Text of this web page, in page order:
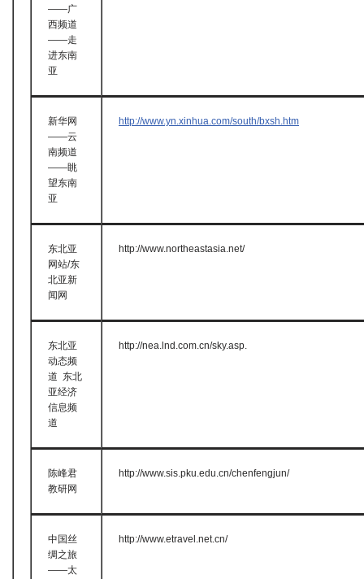
——广
西频道
——走
进东南
亚
新华网
——云
南频道
——眺
望东南
亚
http://www.yn.xinhua.com/south/bxsh.htm
东北亚
网站/东
北亚新
闻网
http://www.northeastasia.net/
东北亚
动态频
道 东北
亚经济
信息频
道
http://nea.lnd.com.cn/sky.asp.
陈峰君
教研网
http://www.sis.pku.edu.cn/chenfengjun/
中国丝
绸之旅
——太
http://www.etravel.net.cn/